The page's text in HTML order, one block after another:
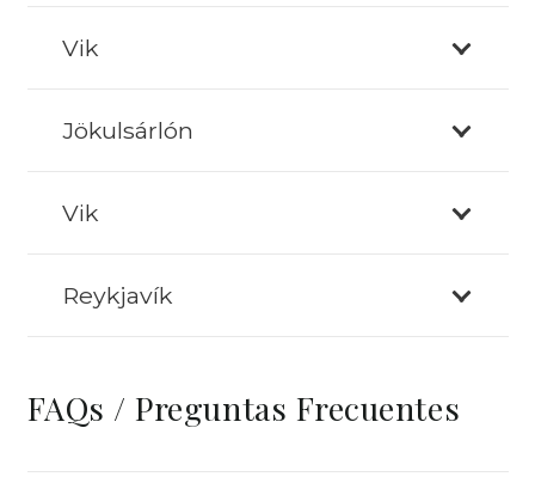
Vik
Jökulsárlón
Vik
Reykjavík
FAQs / Preguntas Frecuentes